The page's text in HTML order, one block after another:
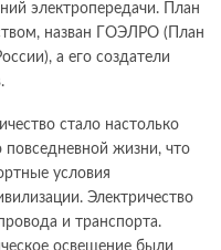
электропередачи. План
назван ГОЭЛРО (План
а его создатели
стало настолько
жизни, что
условия
Электричество
и транспорта.